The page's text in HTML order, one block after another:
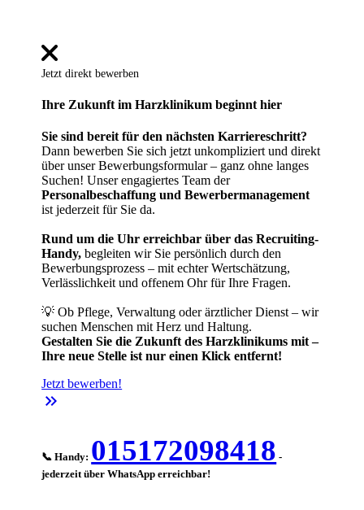
Jetzt direkt bewerben
Ihre Zukunft im Harzklinikum beginnt hier
Sie sind bereit für den nächsten Karriereschritt?
Dann bewerben Sie sich jetzt unkompliziert und direkt
über unser Bewerbungsformular – ganz ohne langes
Suchen! Unser engagiertes Team der
Personalbeschaffung und Bewerbermanagement
ist jederzeit für Sie da.
Rund um die Uhr erreichbar über das Recruiting-
Handy, begleiten wir Sie persönlich durch den
Bewerbungsprozess – mit echter Wertschätzung,
Verlässlichkeit und offenem Ohr für Ihre Fragen.
💡 Ob Pflege, Verwaltung oder ärztlicher Dienst – wir
suchen Menschen mit Herz und Haltung.
Gestalten Sie die Zukunft des Harzklinikums mit –
Ihre neue Stelle ist nur einen Klick entfernt!
Jetzt bewerben!
keyboard_double_arrow_right
📞 Handy: 015172098418 -
jederzeit über WhatsApp erreichbar!